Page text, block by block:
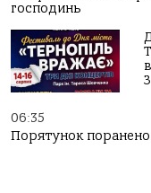
господинь
06:35
Порятунок